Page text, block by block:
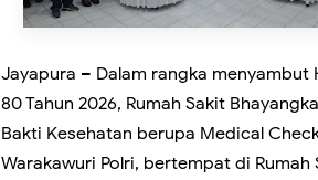
Jayapura – Dalam rangka menyambut
80 Tahun 2026, Rumah Sakit
Bakti Kesehatan berupa Medical
Warakawuri Polri, bertempat di Rumah